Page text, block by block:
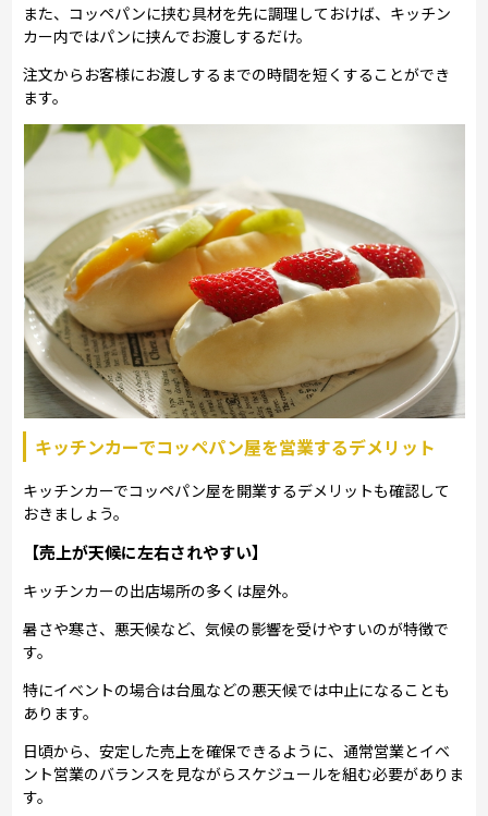
また、コッペパンに挟む具材を先に調理しておけば、キッチン
カー内ではパンに挟んでお渡しするだけ。
注文からお客様にお渡しするまでの時間を短くすることができ
ます。
キッチンカーでコッペパン屋を営業するデメリット
キッチンカーでコッペパン屋を開業するデメリットも確認して
おきましょう。
【売上が天候に左右されやすい】
キッチンカーの出店場所の多くは屋外。
暑さや寒さ、悪天候など、気候の影響を受けやすいのが特徴で
す。
特にイベントの場合は台風などの悪天候では中止になることも
あります。
日頃から、安定した売上を確保できるように、通常営業とイベ
ント営業のバランスを見ながらスケジュールを組む必要がありま
す。